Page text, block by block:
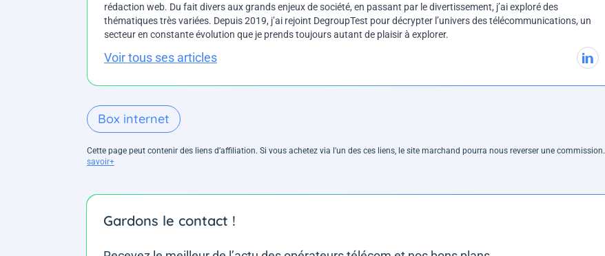
rédaction web. Du fait divers aux grands enjeux de société, en passant par le divertissement, j’ai exploré des
thématiques très variées. Depuis 2019, j’ai rejoint DegroupTest pour décrypter l’univers des télécommunications, un
secteur en constante évolution que je prends toujours autant de plaisir à explorer.
Voir tous ses articles
Box internet
Cette page peut contenir des liens d’affiliation. Si vous achetez via l'un des ces liens, le site marchand pourra nous reverser une commission.
savoir+
Gardons le contact !